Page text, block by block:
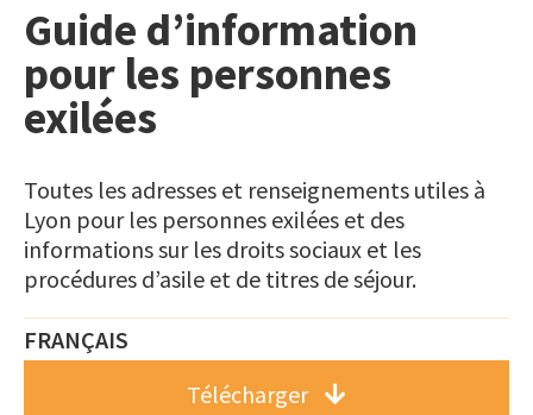
Guide d’information
pour les personnes
exilées
Toutes les adresses et renseignements utiles à
Lyon pour les personnes exilées et des
informations sur les droits sociaux et les
procédures d’asile et de titres de séjour.
FRANÇAIS
Télécharger